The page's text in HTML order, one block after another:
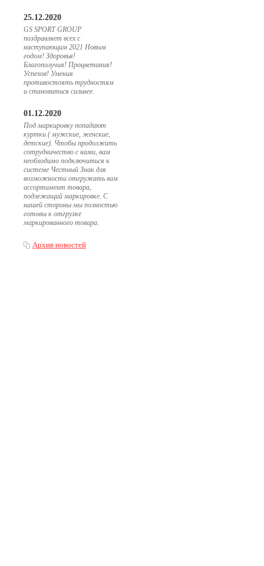
25.12.2020
GS SPORT GROUP
поздравляет всех с
наступающим 2021 Новым
годом! Здоровья!
Благополучия! Процветания!
Успехов! Умения
противостоять трудностям
и становиться сильнее.
01.12.2020
Под маркировку попадают
куртки ( мужские, женские,
детские). Чтобы продолжить
сотрудничество с нами, вам
необходимо подключиться к
системе Честный Знак для
возможности отгружать вам
ассортимент товара,
подлежащий маркировке. С
нашей стороны мы полностью
готовы к отгрузке
маркированного товара.
Архив новостей